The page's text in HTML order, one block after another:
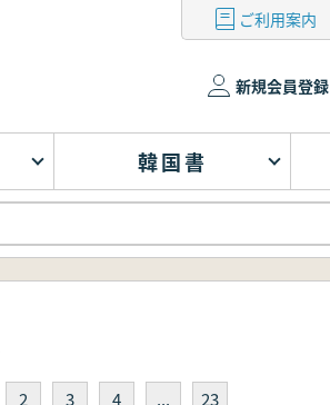
ご利用案内
新規会員登録
韓国書
2 3 4 ... 23